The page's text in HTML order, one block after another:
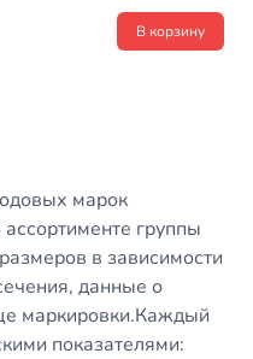
В корзину
марок
группы
в зависимости
данные о
маркировки.Каждый
показателями: